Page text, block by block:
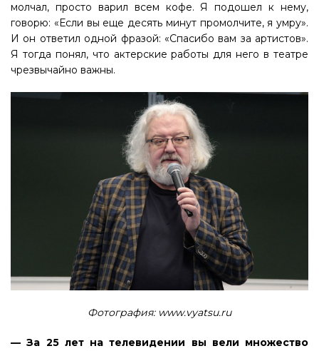
молчал, просто варил всем кофе. Я подошел к нему,
говорю: «Если вы еще десять минут промолчите, я умру».
И он ответил одной фразой: «Спасибо вам за артистов».
Я тогда понял, что актерские работы для него в театре
чрезвычайно важны.
Фотография: www.vyatsu.ru
— За 25 лет на телевидении вы вели множество